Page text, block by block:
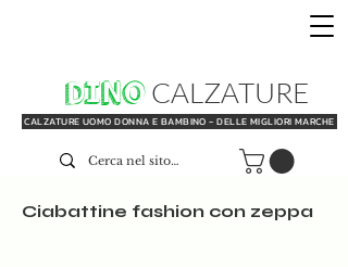
DINO
CALZATURE UOMO DONNA E BAMBINO - DELLE MIGLIORI MARCHE
CALZATURE
Ciabattine fashion con zeppa